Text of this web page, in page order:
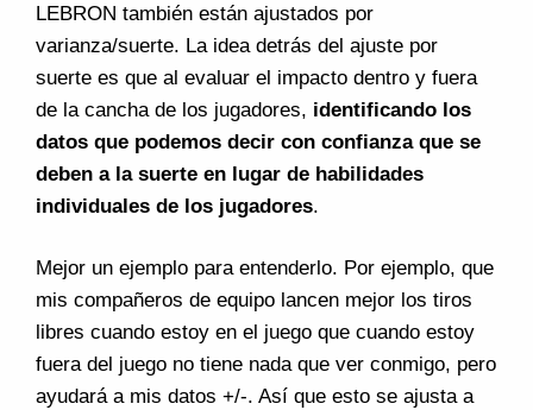
LEBRON también están ajustados por
varianza/suerte. La idea detrás del ajuste por
suerte es que al evaluar el impacto dentro y fuera
de la cancha de los jugadores, identificando los
datos que podemos decir con confianza que se
deben a la suerte en lugar de habilidades
individuales de los jugadores.
Mejor un ejemplo para entenderlo. Por ejemplo, que
mis compañeros de equipo lancen mejor los tiros
libres cuando estoy en el juego que cuando estoy
fuera del juego no tiene nada que ver conmigo, pero
ayudará a mis datos +/-. Así que esto se ajusta a